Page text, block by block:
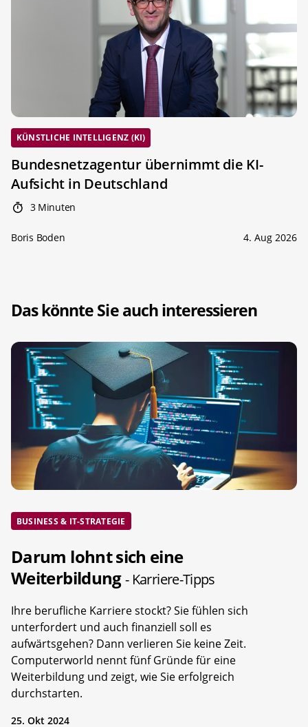
KÜNSTLICHE INTELLIGENZ (KI)
Bundesnetzagentur übernimmt die KI-
Aufsicht in Deutschland
3 Minuten
Boris Boden 4. Aug 2026
Das könnte Sie auch interessieren
BUSINESS & IT-STRATEGIE
Darum lohnt sich eine
Weiterbildung- Karriere-Tipps
Ihre berufliche Karriere stockt? Sie fühlen sich
unterfordert und auch finanziell soll es
aufwärtsgehen? Dann verlieren Sie keine Zeit.
Computerworld nennt fünf Gründe für eine
Weiterbildung und zeigt, wie Sie erfolgreich
durchstarten.
25. Okt 2024